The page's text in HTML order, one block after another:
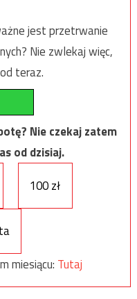
jest przetrwanie
Nie zwlekaj więc,
teraz.
Nie czekaj zatem
od dzisiaj.
100 zł
miesiącu: Tutaj